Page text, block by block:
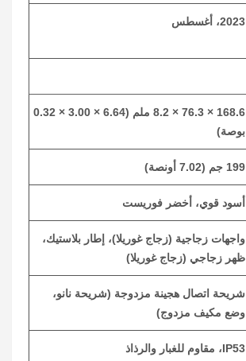
2023، أغسطس
168.6 × 76.3 × 8.2 ملم (6.64 × 3.00 × 0.32
بوصة)
199 جم (7.02 أونصة)
أسود قوي، أخضر فوريست
واجهات زجاجية (زجاج غوريلا)، إطار بلاستيك،
ظهر زجاجي (زجاج غوريلا)
شريحة اتصال هجينة مزدوجة (شريحة نانو،
وضع مكيف مزدوج)
IP53، مقاوم للغبار والرذاذ